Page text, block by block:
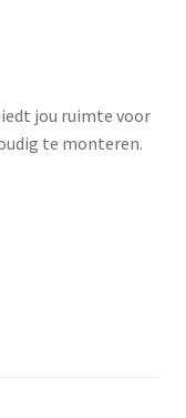
jou ruimte voor
te monteren.